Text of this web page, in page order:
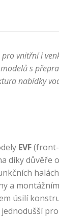
pro vnitřní i
s
nabídky
EVF(front-
díky důvěře
a
úsilí